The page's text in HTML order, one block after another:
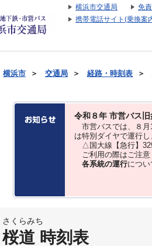
横浜市交通局 免
携帯電話サイト(乗換案
横浜市 ＞ 交通局 ＞ 経路・時刻表 ＞
令和８年 市営バス
市営バスでは、８⽉
は特別ダイヤで運⾏し
△国大線【急行】329
ご利用の際はご注意
各系統の運行につい
さくらみち
桜道 時刻表